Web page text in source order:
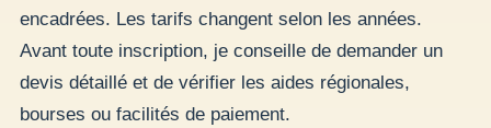
encadrées. Les tarifs changent selon les années.
Avant toute inscription, je conseille de demander un
devis détaillé et de vérifier les aides régionales,
bourses ou facilités de paiement.